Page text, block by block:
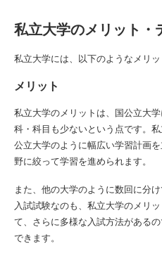
私立大学のメリット・
私立大学には、以下のようなメリッ
メリット
私立大学のメリットは、国公立大
科・科目も少ないという点です。
公立大学のように幅広い学習計画
野に絞って学習を進められます。
また、他の大学のように数回に分
入試試験なのも、私立大学のメリ
て、さらに多様な入試方法がある
できます。